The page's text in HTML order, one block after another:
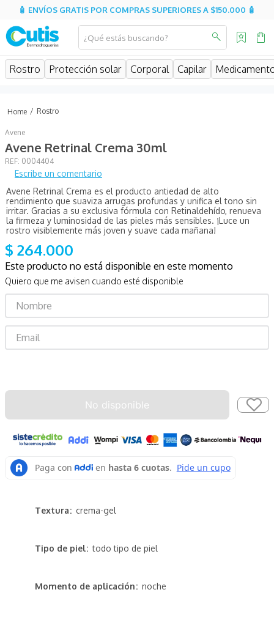
🧴 ENVÍOS GRATIS POR COMPRAS SUPERIORES A $150.000 🧴
¿Qué estás buscando?
Rostro Protección solar Corporal Capilar
Rostro
Avene
Avene Retrinal Crema 30ml
: 0004404
Escribe un comentario
Avene Retrinal Crema es el producto antiedad de alto
rendimiento que suaviza arrugas profundas y unifica el tono sin
irritar. Gracias a su exclusiva fórmula con Retinaldehído, renueva
la firmeza y luminosidad de las pieles más sensibles. ¡Luce un
rostro visiblemente más joven y suave cada mañana!
$ 264.000
Este producto no está disponible en este momento
Quiero que me avisen cuando esté disponible
No disponible
Tipo de piel todo tipo de piel
Textura crema-gel
Momento de aplicación noche
MÁS BUSCADOS
posay